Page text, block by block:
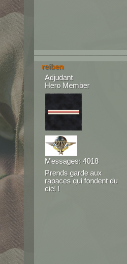
reiben
Adjudant
Hero Member
Messages: 4018
Prends garde aux
rapaces qui fondent du
ciel !